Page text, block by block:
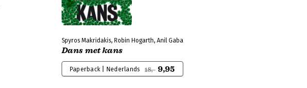
Spyros Makridakis, Robin Hogarth, Anil Gaba
Dans met kans
Paperback | Nederlands 18,- 9,95